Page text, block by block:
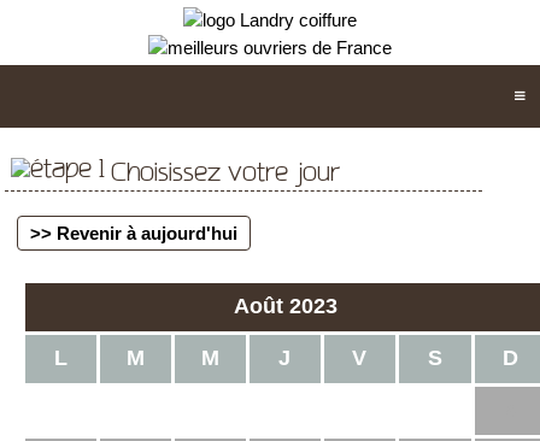
Choisissez votre jour
>> Revenir à aujourd'hui
Août 2023
L M M J V S D